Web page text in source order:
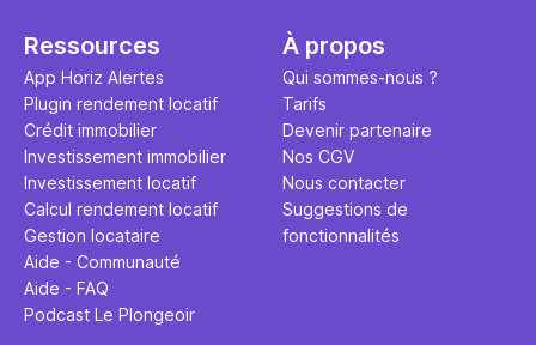
Ressources
App Horiz Alertes
Plugin rendement locatif
Crédit immobilier
Investissement immobilier
Investissement locatif
Calcul rendement locatif
Gestion locataire
Aide - Communauté
Aide - FAQ
Podcast Le Plongeoir
À propos
Qui sommes-nous ?
Tarifs
Devenir partenaire
Nos CGV
Nous contacter
Suggestions de
fonctionnalités